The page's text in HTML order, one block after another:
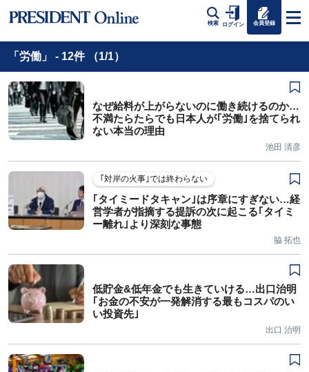
検索 ログイン 会員登録
「労働」 - 12件 （1/1）
なぜ給料が上がらないのに働き続けるのか…
不満たらたらでも日本人が｢労働｣を捨てられ
ない本当の理由
池田 清彦
｢対岸の火事｣では終わらない
｢タイミードタキャン｣は序章にすぎない…経
営学者が指摘する提訴の次に起こる｢タイミ
ー離れ｣より深刻な事態
脇 拓也
低貯金&低年金でも生きていける…出口治明
｢お金の不安が一発解消する最もコスパのい
い投資先｣
出口 治明